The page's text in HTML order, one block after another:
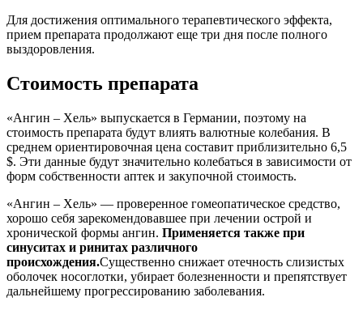
Для достижения оптимального терапевтического эффекта,
прием препарата продолжают еще три дня после полного
выздоровления.
Стоимость препарата
«Ангин – Хель» выпускается в Германии, поэтому на
стоимость препарата будут влиять валютные колебания. В
среднем ориентировочная цена составит приблизительно 6,5
$. Эти данные будут значительно колебаться в зависимости от
форм собственности аптек и закупочной стоимость.
«Ангин – Хель» — проверенное гомеопатическое средство,
хорошо себя зарекомендовавшее при лечении острой и
хронической формы ангин. Применяется также при
синуситах и ринитах различного
происхождения.Существенно снижает отечность слизистых
оболочек носоглотки, убирает болезненности и препятствует
дальнейшему прогрессированию заболевания.